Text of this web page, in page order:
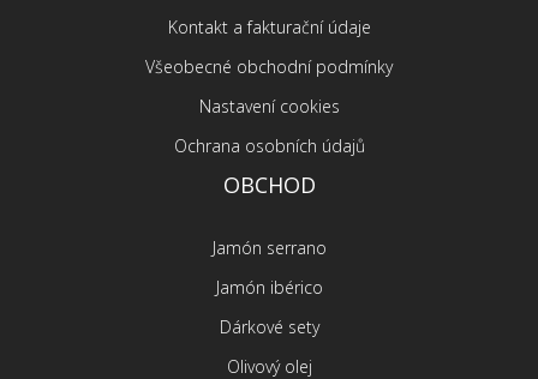
Kontakt a fakturační údaje
Všeobecné obchodní podmínky
Nastavení cookies
Ochrana osobních údajů
OBCHOD
Jamón serrano
Jamón ibérico
Dárkové sety
Olivový olej